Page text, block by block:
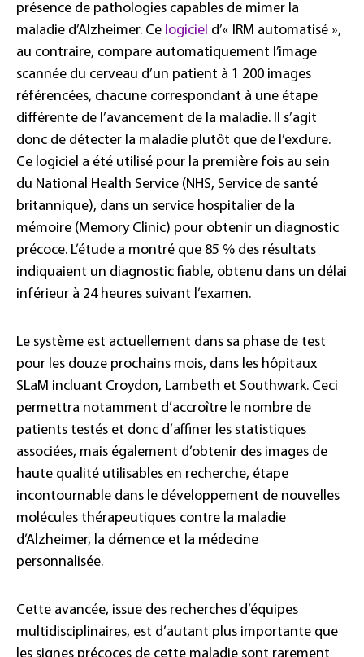
présence de pathologies capables de mimer la
maladie d’Alzheimer. Ce logiciel d’« IRM automatisé »,
au contraire, compare automatiquement l’image
scannée du cerveau d’un patient à 1 200 images
référencées, chacune correspondant à une étape
différente de l’avancement de la maladie. Il s’agit
donc de détecter la maladie plutôt que de l’exclure.
Ce logiciel a été utilisé pour la première fois au sein
du National Health Service (NHS, Service de santé
britannique), dans un service hospitalier de la
mémoire (Memory Clinic) pour obtenir un diagnostic
précoce. L’étude a montré que 85 % des résultats
indiquaient un diagnostic fiable, obtenu dans un délai
inférieur à 24 heures suivant l’examen.
Le système est actuellement dans sa phase de test
pour les douze prochains mois, dans les hôpitaux
SLaM incluant Croydon, Lambeth et Southwark. Ceci
permettra notamment d’accroître le nombre de
patients testés et donc d’affiner les statistiques
associées, mais également d’obtenir des images de
haute qualité utilisables en recherche, étape
incontournable dans le développement de nouvelles
molécules thérapeutiques contre la maladie
d’Alzheimer, la démence et la médecine
personnalisée.
Cette avancée, issue des recherches d’équipes
multidisciplinaires, est d’autant plus importante que